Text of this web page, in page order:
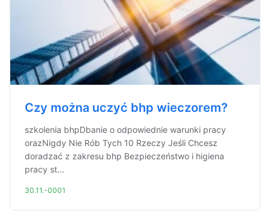
Czy można uczyć bhp wieczorem?
szkolenia bhpDbanie o odpowiednie warunki pracy
orazNigdy Nie Rób Tych 10 Rzeczy Jeśli Chcesz
doradzać z zakresu bhp Bezpieczeństwo i higiena
pracy st...
30.11.-0001